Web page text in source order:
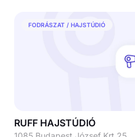
FODRÁSZAT / HAJSTÚDIÓ
RUFF HAJSTÚDIÓ